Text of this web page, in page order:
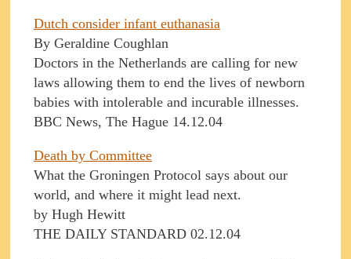
Dutch consider infant euthanasia
By Geraldine Coughlan
Doctors in the Netherlands are calling for new
laws allowing them to end the lives of newborn
babies with intolerable and incurable illnesses.
BBC News, The Hague 14.12.04
Death by Committee
What the Groningen Protocol says about our
world, and where it might lead next.
by Hugh Hewitt
THE DAILY STANDARD 02.12.04